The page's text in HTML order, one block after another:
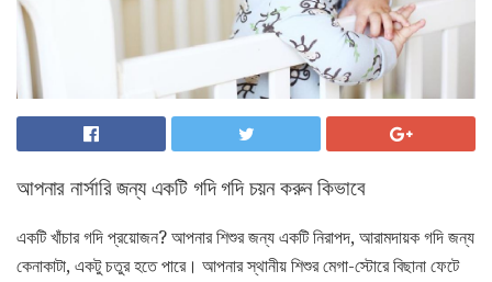
আপনার নার্সারি জন্য একটি গদি গদি চয়ন করুন কিভাবে
একটি খাঁচার গদি প্রয়োজন? আপনার শিশুর জন্য একটি নিরাপদ, আরামদায়ক গদি জন্য
কেনাকাটা, একটু চতুর হতে পারে। আপনার স্থানীয় শিশুর মেগা-স্টোরে বিছানা ফেটে